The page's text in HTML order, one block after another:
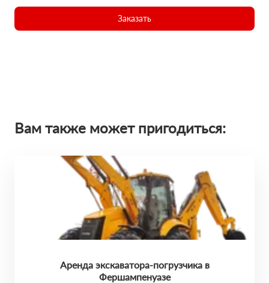
Заказать
Вам также может пригодиться:
Аренда экскаватора-погрузчика в
Фершампенуазе